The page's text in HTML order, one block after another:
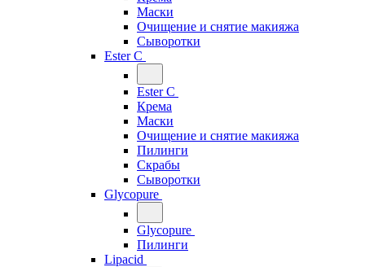
Маски
Очищение и снятие макияжа
Сыворотки
Ester C
Ester C
Крема
Маски
Очищение и снятие макияжа
Пилинги
Скрабы
Сыворотки
Glycopure
Glycopure
Пилинги
Lipacid